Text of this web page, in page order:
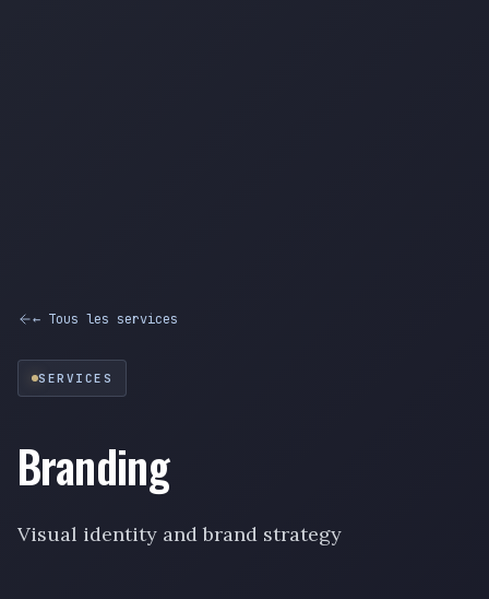
← Tous les services
SERVICES
Branding
Visual identity and brand strategy